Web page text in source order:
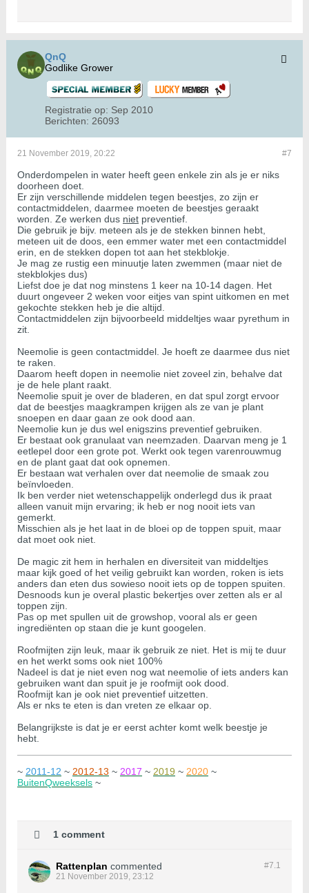
QnQ
Godlike Grower
Registratie op: Sep 2010
Berichten: 26093
#7
21 November 2019, 20:22
Onderdompelen in water heeft geen enkele zin als je er niks
doorheen doet.
Er zijn verschillende middelen tegen beestjes, zo zijn er
contactmiddelen, daarmee moeten de beestjes geraakt
worden. Ze werken dus niet preventief.
Die gebruik je bijv. meteen als je de stekken binnen hebt,
meteen uit de doos, een emmer water met een contactmiddel
erin, en de stekken dopen tot aan het stekblokje.
Je mag ze rustig een minuutje laten zwemmen (maar niet de
stekblokjes dus)
Liefst doe je dat nog minstens 1 keer na 10-14 dagen. Het
duurt ongeveer 2 weken voor eitjes van spint uitkomen en met
gekochte stekken heb je die altijd.
Contactmiddelen zijn bijvoorbeeld middeltjes waar pyrethum in
zit.
Neemolie is geen contactmiddel. Je hoeft ze daarmee dus niet
te raken.
Daarom heeft dopen in neemolie niet zoveel zin, behalve dat
je de hele plant raakt.
Neemolie spuit je over de bladeren, en dat spul zorgt ervoor
dat de beestjes maagkrampen krijgen als ze van je plant
snoepen en daar gaan ze ook dood aan.
Neemolie kun je dus wel enigszins preventief gebruiken.
Er bestaat ook granulaat van neemzaden. Daarvan meng je 1
eetlepel door een grote pot. Werkt ook tegen varenrouwmug
en de plant gaat dat ook opnemen.
Er bestaan wat verhalen over dat neemolie de smaak zou
beïnvloeden.
Ik ben verder niet wetenschappelijk onderlegd dus ik praat
alleen vanuit mijn ervaring; ik heb er nog nooit iets van
gemerkt.
Misschien als je het laat in de bloei op de toppen spuit, maar
dat moet ook niet.
De magic zit hem in herhalen en diversiteit van middeltjes
maar kijk goed of het veilig gebruikt kan worden, roken is iets
anders dan eten dus sowieso nooit iets op de toppen spuiten.
Desnoods kun je overal plastic bekertjes over zetten als er al
toppen zijn.
Pas op met spullen uit de growshop, vooral als er geen
ingrediënten op staan die je kunt googelen.
Roofmijten zijn leuk, maar ik gebruik ze niet. Het is mij te duur
en het werkt soms ook niet 100%
Nadeel is dat je niet even nog wat neemolie of iets anders kan
gebruiken want dan spuit je je roofmijt ook dood.
Roofmijt kan je ook niet preventief uitzetten.
Als er nks te eten is dan vreten ze elkaar op.
Belangrijkste is dat je er eerst achter komt welk beestje je
hebt.
~ 2011-12 ~ 2012-13 ~ 2017 ~ 2019 ~ 2020 ~
BuitenQweeksels ~
1 comment
#7.1
Rattenplan commented
21 November 2019, 23:12